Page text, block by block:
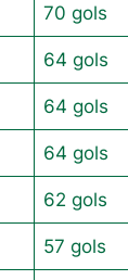
70 gols
64 gols
64 gols
64 gols
62 gols
57 gols